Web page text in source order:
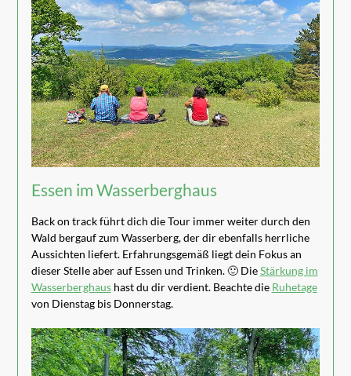
Essen im Wasserberghaus
Back on track führt dich die Tour immer weiter durch den
Wald bergauf zum Wasserberg, der dir ebenfalls herrliche
Aussichten liefert. Erfahrungsgemäß liegt dein Fokus an
dieser Stelle aber auf Essen und Trinken. 🙂 DieStärkung im
Wasserberghaushast du dir verdient. Beachte die Ruhetage
von Dienstag bis Donnerstag.